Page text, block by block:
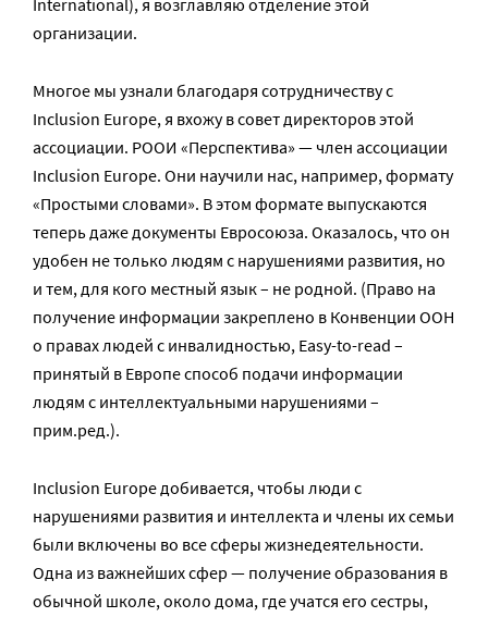
International), я возглавляю отделение этой
организации.
Многое мы узнали благодаря сотрудничеству с
Inclusion Europe, я вхожу в совет директоров этой
ассоциации. РООИ «Перспектива» — член ассоциации
Inclusion Europe. Они научили нас, например, формату
«Простыми словами». В этом формате выпускаются
теперь даже документы Евросоюза. Оказалось, что он
удобен не только людям с нарушениями развития, но
и тем, для кого местный язык – не родной. (Право на
получение информации закреплено в Конвенции ООН
о правах людей с инвалидностью, Easy-to-read –
принятый в Европе способ подачи информации
людям с интеллектуальными нарушениями –
прим.ред.).
Inclusion Europe добивается, чтобы люди с
нарушениями развития и интеллекта и члены их семьи
были включены во все сферы жизнедеятельности.
Одна из важнейших сфер — получение образования в
обычной школе, около дома, где учатся его сестры,